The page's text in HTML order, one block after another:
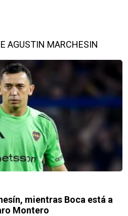
AGUSTIN MARCHESIN
mientras Boca está a
Montero